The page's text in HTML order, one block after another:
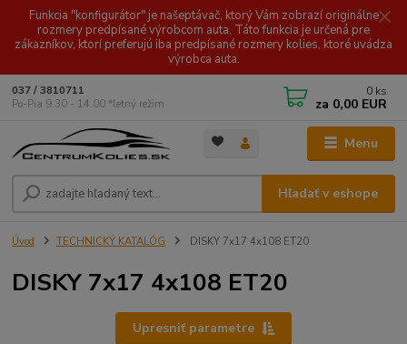
Funkcia "konfigurátor" je našeptávač, ktorý Vám zobrazí originálne
rozmery predpísané výrobcom auta. Táto funkcia je určená pre
zákazníkov, ktorí preferujú iba predpísané rozmery kolies, ktoré uvádza
výrobca auta.
Menu
Hľadať v eshope
037 / 3810711
Po-Pia 9.30 - 14.00 *letný režim
0 ks
za 0,00 EUR
Úvod TECHNICKÝ KATALÓG DISKY 7x17 4x108 ET20
DISKY 7x17 4x108 ET20
Upresniť parametre